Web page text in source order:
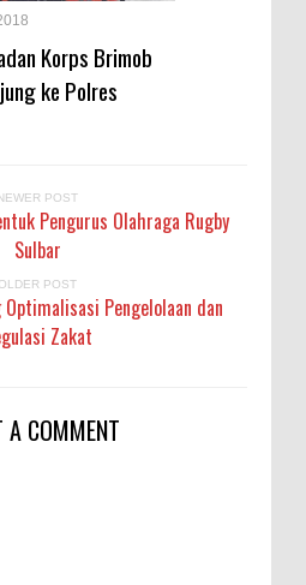
Korps Brimob
ke Polres
NEWER POST
Pengurus Olahraga Rugby
Sulbar
POST
Pengelolaan dan
Zakat
A COMMENT